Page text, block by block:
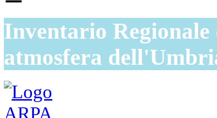
Inventario
atmosfera